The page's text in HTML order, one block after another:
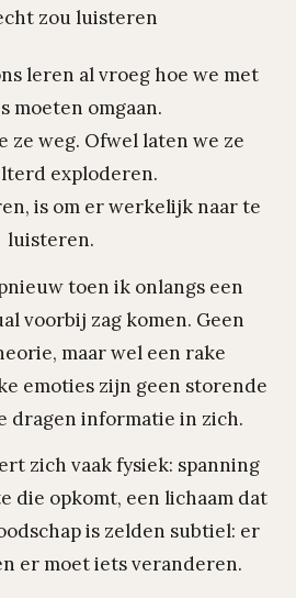
zou luisteren
leren al vroeg hoe we met
moeten omgaan.
ze weg. Ofwel laten we ze
exploderen.
is om er werkelijk naar te
luisteren.
toen ik onlangs een
voorbij zag komen. Geen
maar wel een rake
emoties zijn geen storende
dragen informatie in zich.
zich vaak fysiek: spanning
die opkomt, een lichaam dat
is zelden subtiel: er
er moet iets veranderen.